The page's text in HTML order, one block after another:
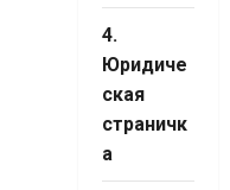
4.
Юридиче
ская
страничк
а